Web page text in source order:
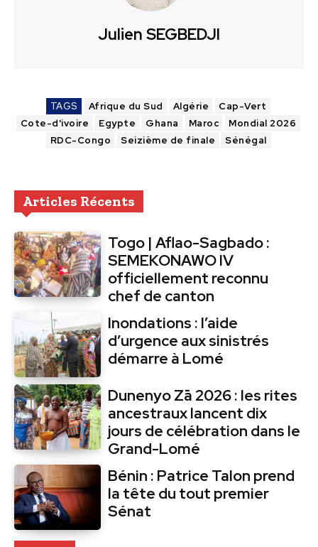
Julien SEGBEDJI
TAGS Afrique du Sud Algérie
Cap-Vert
Cote-d'ivoire
Egypte Ghana Maroc
Mondial 2026
RDC-Congo
Seizième de finale Sénégal
Articles Récents
Togo | Aflao-Sagbado :
SEMEKONAWO IV
officiellement reconnu
chef de canton
Inondations : l’aide
d’urgence aux sinistrés
démarre à Lomé
Dunenyo Zā 2026 : les rites
ancestraux lancent dix
jours de célébration dans le
Grand-Lomé
Bénin : Patrice Talon prend
la tête du tout premier
Sénat